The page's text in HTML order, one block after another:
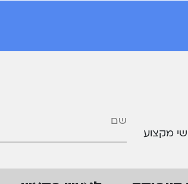
מקצוע